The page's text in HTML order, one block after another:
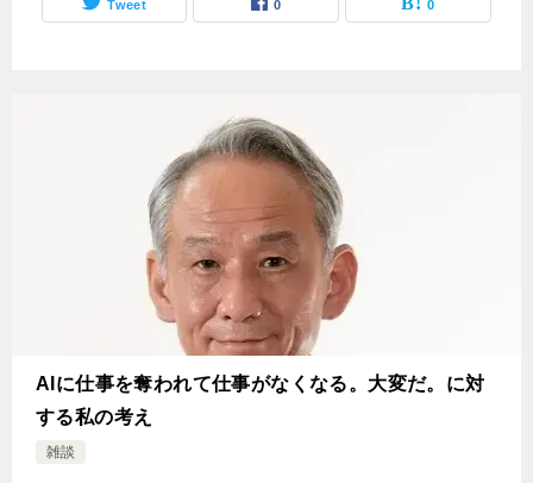
Tweet 0 0
AIに仕事を奪われて仕事がなくなる。大変だ。に対
する私の考え
雑談